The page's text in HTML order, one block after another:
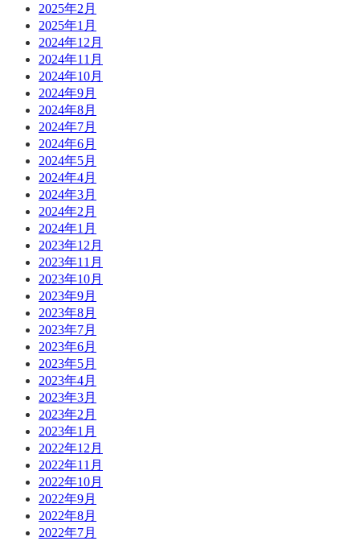
2025年2月
2025年1月
2024年12月
2024年11月
2024年10月
2024年9月
2024年8月
2024年7月
2024年6月
2024年5月
2024年4月
2024年3月
2024年2月
2024年1月
2023年12月
2023年11月
2023年10月
2023年9月
2023年8月
2023年7月
2023年6月
2023年5月
2023年4月
2023年3月
2023年2月
2023年1月
2022年12月
2022年11月
2022年10月
2022年9月
2022年8月
2022年7月